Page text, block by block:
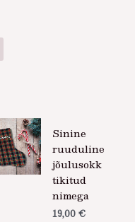
Sinine
ruuduline
jõulusokk
tikitud
nimega
19,00 €